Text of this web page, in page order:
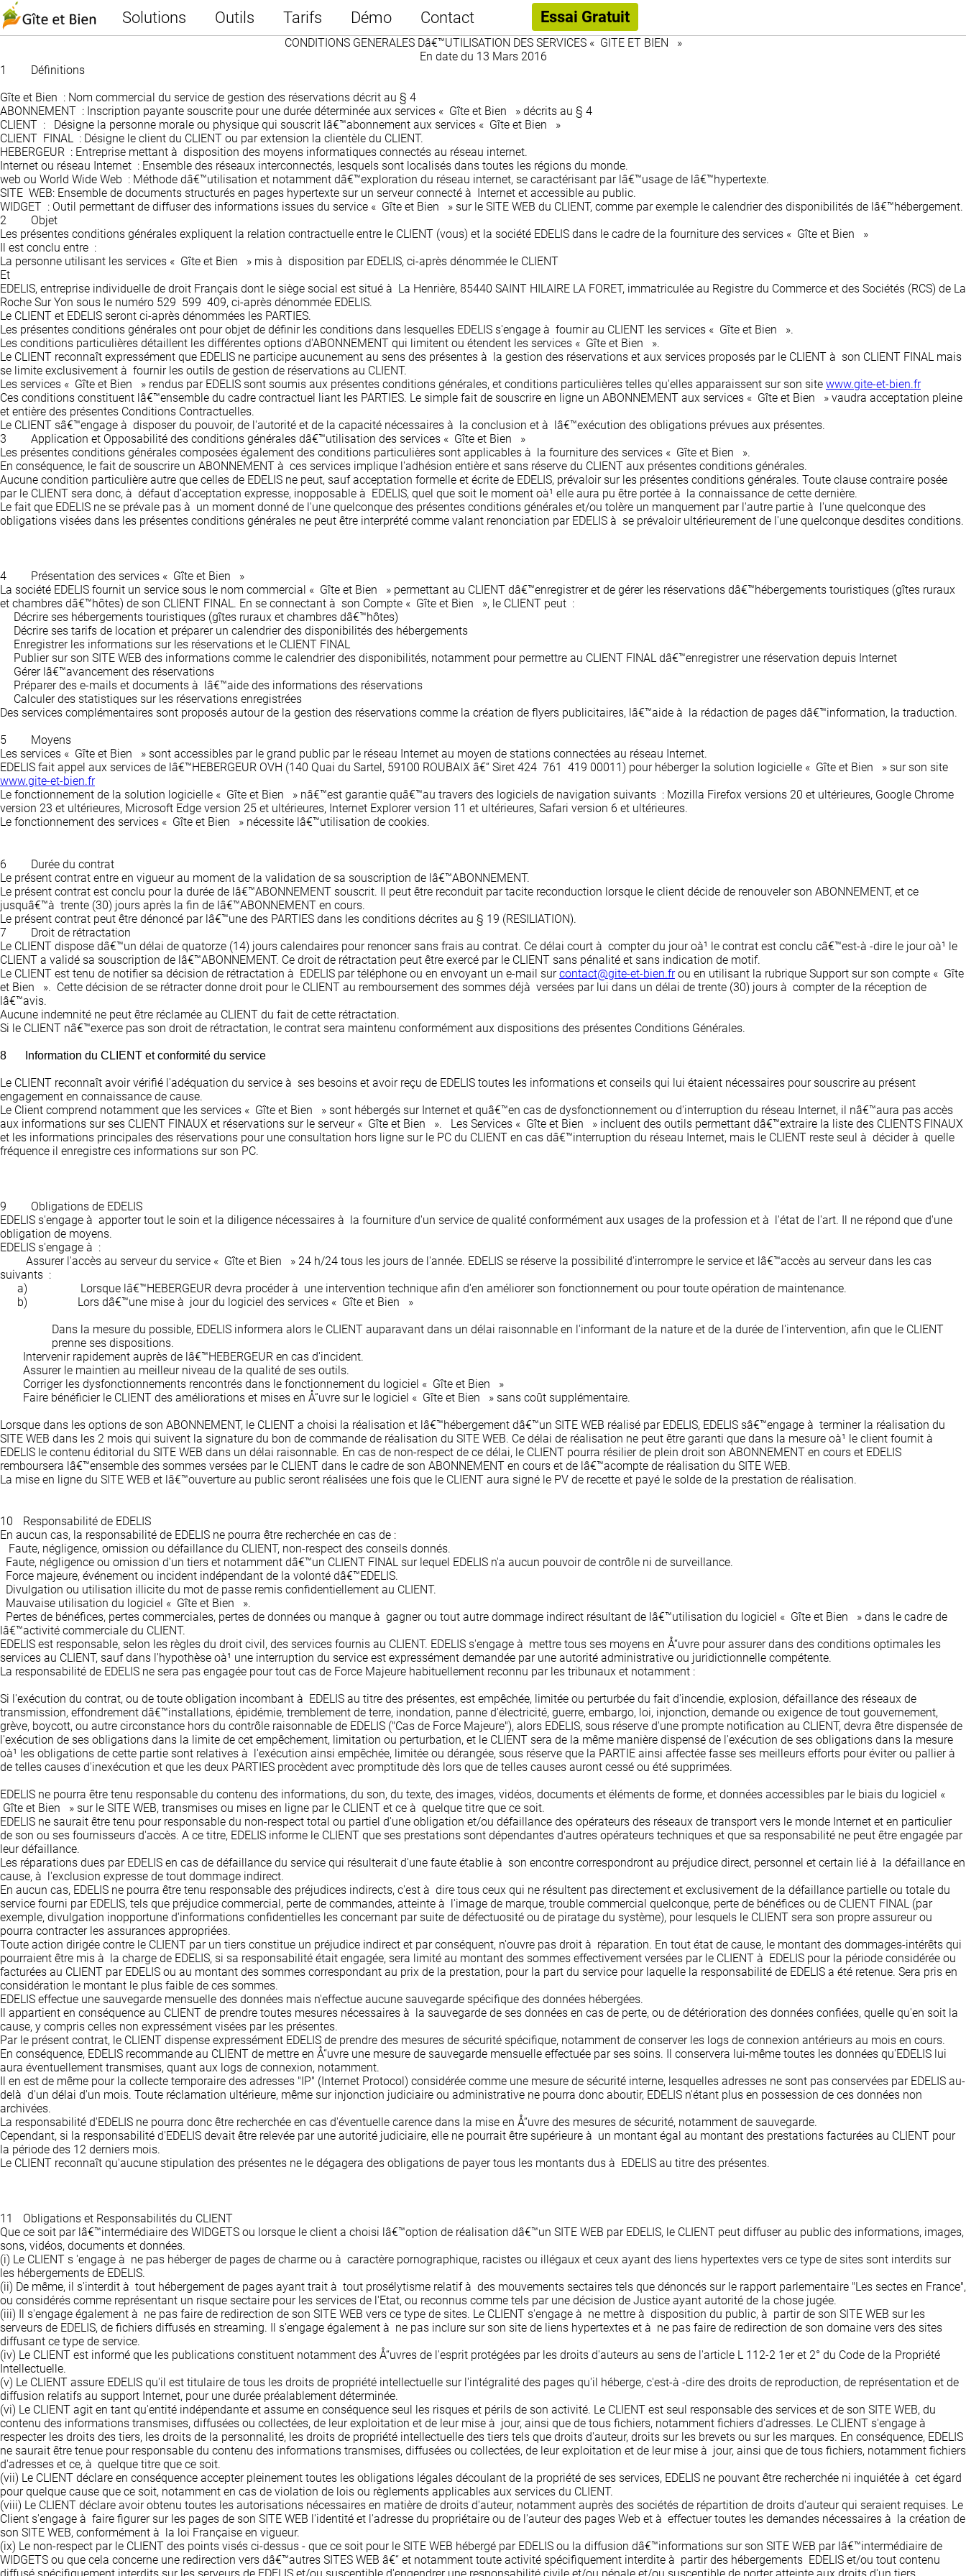
Solutions Outils Tarifs Démo Contact Essai Gratuit
CONDITIONS GENERALES Dâ€™UTILISATION DES SERVICES « GITE ET BIEN »
En date du 13 Mars 2016
1
Définitions
Gîte et Bien : Nom commercial du service de gestion des réservations décrit au § 4
ABONNEMENT : Inscription payante souscrite pour une durée déterminée aux services « Gîte et Bien » décrits au § 4
CLIENT : Désigne la personne morale ou physique qui souscrit lâ€™abonnement aux services « Gîte et Bien »
CLIENT FINAL : Désigne le client du CLIENT ou par extension la clientèle du CLIENT.
HEBERGEUR : Entreprise mettant à disposition des moyens informatiques connectés au réseau internet.
Internet ou réseau Internet : Ensemble des réseaux interconnectés, lesquels sont localisés dans toutes les régions du monde.
web ou World Wide Web : Méthode dâ€™utilisation et notamment dâ€™exploration du réseau internet, se caractérisant par lâ€™usage de lâ€™hypertexte.
SITE WEB: Ensemble de documents structurés en pages hypertexte sur un serveur connecté à Internet et accessible au public.
WIDGET : Outil permettant de diffuser des informations issues du service « Gîte et Bien » sur le SITE WEB du CLIENT, comme par exemple le calendrier des disponibilités de lâ€™hébergement.
2
Objet
Les présentes conditions générales expliquent la relation contractuelle entre le CLIENT (vous) et la société EDELIS dans le cadre de la fourniture des services « Gîte et Bien »
Il est conclu entre :
La personne utilisant les services « Gîte et Bien » mis à disposition par EDELIS, ci-après dénommée le CLIENT
Et
EDELIS, entreprise individuelle de droit Français dont le siège social est situé à La Henrière, 85440 SAINT HILAIRE LA FORET, immatriculée au Registre du Commerce et des Sociétés (RCS) de La
Roche Sur Yon sous le numéro 529 599 409, ci-après dénommée EDELIS.
Le CLIENT et EDELIS seront ci-après dénommées les PARTIES.
Les présentes conditions générales ont pour objet de définir les conditions dans lesquelles EDELIS s'engage à fournir au CLIENT les services « Gîte et Bien ».
Les conditions particulières détaillent les différentes options d'ABONNEMENT qui limitent ou étendent les services « Gîte et Bien ».
Le CLIENT reconnaît expressément que EDELIS ne participe aucunement au sens des présentes à la gestion des réservations et aux services proposés par le CLIENT à son CLIENT FINAL mais
se limite exclusivement à fournir les outils de gestion de réservations au CLIENT.
Les services « Gîte et Bien » rendus par EDELIS sont soumis aux présentes conditions générales, et conditions particulières telles qu'elles apparaissent sur son site www.gite-et-bien.fr
Ces conditions constituent lâ€™ensemble du cadre contractuel liant les PARTIES. Le simple fait de souscrire en ligne un ABONNEMENT aux services « Gîte et Bien » vaudra acceptation pleine
et entière des présentes Conditions Contractuelles.
Le CLIENT sâ€™engage à disposer du pouvoir, de l'autorité et de la capacité nécessaires à la conclusion et à lâ€™exécution des obligations prévues aux présentes.
3
Application et Opposabilité des conditions générales dâ€™utilisation des services « Gîte et Bien »
Les présentes conditions générales composées également des conditions particulières sont applicables à la fourniture des services « Gîte et Bien ».
En conséquence, le fait de souscrire un ABONNEMENT à ces services implique l'adhésion entière et sans réserve du CLIENT aux présentes conditions générales.
Aucune condition particulière autre que celles de EDELIS ne peut, sauf acceptation formelle et écrite de EDELIS, prévaloir sur les présentes conditions générales. Toute clause contraire posée
par le CLIENT sera donc, à défaut d'acceptation expresse, inopposable à EDELIS, quel que soit le moment oà¹ elle aura pu être portée à la connaissance de cette dernière.
Le fait que EDELIS ne se prévale pas à un moment donné de l'une quelconque des présentes conditions générales et/ou tolère un manquement par l'autre partie à l'une quelconque des
obligations visées dans les présentes conditions générales ne peut être interprété comme valant renonciation par EDELIS à se prévaloir ultérieurement de l'une quelconque desdites conditions.
4
Présentation des services « Gîte et Bien »
La société EDELIS fournit un service sous le nom commercial « Gîte et Bien » permettant au CLIENT dâ€™enregistrer et de gérer les réservations dâ€™hébergements touristiques (gîtes ruraux
et chambres dâ€™hôtes) de son CLIENT FINAL. En se connectant à son Compte « Gîte et Bien », le CLIENT peut :
Décrire ses hébergements touristiques (gîtes ruraux et chambres dâ€™hôtes)
Décrire ses tarifs de location et préparer un calendrier des disponibilités des hébergements
Enregistrer les informations sur les réservations et le CLIENT FINAL
Publier sur son SITE WEB des informations comme le calendrier des disponibilités, notamment pour permettre au CLIENT FINAL dâ€™enregistrer une réservation depuis Internet
Gérer lâ€™avancement des réservations
Préparer des e-mails et documents à lâ€™aide des informations des réservations
Calculer des statistiques sur les réservations enregistrées
Des services complémentaires sont proposés autour de la gestion des réservations comme la création de flyers publicitaires, lâ€™aide à la rédaction de pages dâ€™information, la traduction.
5
Moyens
Les services « Gîte et Bien » sont accessibles par le grand public par le réseau Internet au moyen de stations connectées au réseau Internet.
EDELIS fait appel aux services de lâ€™HEBERGEUR OVH (140 Quai du Sartel, 59100 ROUBAIX â€“ Siret 424 761 419 00011) pour héberger la solution logicielle « Gîte et Bien » sur son site
www.gite-et-bien.fr
Le fonctionnement de la solution logicielle « Gîte et Bien » nâ€™est garantie quâ€™au travers des logiciels de navigation suivants : Mozilla Firefox versions 20 et ultérieures, Google Chrome
version 23 et ultérieures, Microsoft Edge version 25 et ultérieures, Internet Explorer version 11 et ultérieures, Safari version 6 et ultérieures.
Le fonctionnement des services « Gîte et Bien » nécessite lâ€™utilisation de cookies.
6
Durée du contrat
Le présent contrat entre en vigueur au moment de la validation de sa souscription de lâ€™ABONNEMENT.
Le présent contrat est conclu pour la durée de lâ€™ABONNEMENT souscrit. Il peut être reconduit par tacite reconduction lorsque le client décide de renouveler son ABONNEMENT, et ce
jusquâ€™à trente (30) jours après la fin de lâ€™ABONNEMENT en cours.
Le présent contrat peut être dénoncé par lâ€™une des PARTIES dans les conditions décrites au § 19 (RESILIATION).
7
Droit de rétractation
Le CLIENT dispose dâ€™un délai de quatorze (14) jours calendaires pour renoncer sans frais au contrat. Ce délai court à compter du jour oà¹ le contrat est conclu câ€™est-à -dire le jour oà¹ le
CLIENT a validé sa souscription de lâ€™ABONNEMENT. Ce droit de rétractation peut être exercé par le CLIENT sans pénalité et sans indication de motif.
Le CLIENT est tenu de notifier sa décision de rétractation à EDELIS par téléphone ou en envoyant un e-mail surcontact@gite-et-bien.frou en utilisant la rubrique Support sur son compte « Gîte
et Bien ». Cette décision de se rétracter donne droit pour le CLIENT au remboursement des sommes déjà versées par lui dans un délai de trente (30) jours à compter de la réception de
lâ€™avis.
Aucune indemnité ne peut être réclamée au CLIENT du fait de cette rétractation.
Si le CLIENT nâ€™exerce pas son droit de rétractation, le contrat sera maintenu conformément aux dispositions des présentes Conditions Générales.
8 Information du CLIENT et conformité du service
Le CLIENT reconnaît avoir vérifié l'adéquation du service à ses besoins et avoir reçu de EDELIS toutes les informations et conseils qui lui étaient nécessaires pour souscrire au présent
engagement en connaissance de cause.
Le Client comprend notamment que les services « Gîte et Bien » sont hébergés sur Internet et quâ€™en cas de dysfonctionnement ou d'interruption du réseau Internet, il nâ€™aura pas accès
aux informations sur ses CLIENT FINAUX et réservations sur le serveur « Gîte et Bien ». Les Services « Gîte et Bien » incluent des outils permettant dâ€™extraire la liste des CLIENTS FINAUX
et les informations principales des réservations pour une consultation hors ligne sur le PC du CLIENT en cas dâ€™interruption du réseau Internet, mais le CLIENT reste seul à décider à quelle
fréquence il enregistre ces informations sur son PC.
9
Obligations de EDELIS
EDELIS s'engage à apporter tout le soin et la diligence nécessaires à la fourniture d'un service de qualité conformément aux usages de la profession et à l'état de l'art. Il ne répond que d'une
obligation de moyens.
EDELIS s'engage à :
Assurer l'accès au serveur du service « Gîte et Bien » 24 h/24 tous les jours de l'année. EDELIS se réserve la possibilité d'interrompre le service et lâ€™accès au serveur dans les cas
suivants :
a)
Lorsque lâ€™HEBERGEUR devra procéder à une intervention technique afin d'en améliorer son fonctionnement ou pour toute opération de maintenance.
b)
Lors dâ€™une mise à jour du logiciel des services « Gîte et Bien »
Dans la mesure du possible, EDELIS informera alors le CLIENT auparavant dans un délai raisonnable en l'informant de la nature et de la durée de l'intervention, afin que le CLIENT
prenne ses dispositions.
Intervenir rapidement auprès de lâ€™HEBERGEUR en cas d'incident.
Assurer le maintien au meilleur niveau de la qualité de ses outils.
Corriger les dysfonctionnements rencontrés dans le fonctionnement du logiciel « Gîte et Bien »
Faire bénéficier le CLIENT des améliorations et mises en Å“uvre sur le logiciel « Gîte et Bien » sans coût supplémentaire.
Lorsque dans les options de son ABONNEMENT, le CLIENT a choisi la réalisation et lâ€™hébergement dâ€™un SITE WEB réalisé par EDELIS, EDELIS sâ€™engage à terminer la réalisation du
SITE WEB dans les 2 mois qui suivent la signature du bon de commande de réalisation du SITE WEB. Ce délai de réalisation ne peut être garanti que dans la mesure oà¹ le client fournit à
EDELIS le contenu éditorial du SITE WEB dans un délai raisonnable. En cas de non-respect de ce délai, le CLIENT pourra résilier de plein droit son ABONNEMENT en cours et EDELIS
remboursera lâ€™ensemble des sommes versées par le CLIENT dans le cadre de son ABONNEMENT en cours et de lâ€™acompte de réalisation du SITE WEB.
La mise en ligne du SITE WEB et lâ€™ouverture au public seront réalisées une fois que le CLIENT aura signé le PV de recette et payé le solde de la prestation de réalisation.
10
Responsabilité de EDELIS
En aucun cas, la responsabilité de EDELIS ne pourra être recherchée en cas de :
Faute, négligence, omission ou défaillance du CLIENT, non-respect des conseils donnés.
Faute, négligence ou omission d'un tiers et notamment dâ€™un CLIENT FINAL sur lequel EDELIS n'a aucun pouvoir de contrôle ni de surveillance.
Force majeure, événement ou incident indépendant de la volonté dâ€™EDELIS.
Divulgation ou utilisation illicite du mot de passe remis confidentiellement au CLIENT.
Mauvaise utilisation du logiciel « Gîte et Bien ».
Pertes de bénéfices, pertes commerciales, pertes de données ou manque à gagner ou tout autre dommage indirect résultant de lâ€™utilisation du logiciel « Gîte et Bien » dans le cadre de
lâ€™activité commerciale du CLIENT.
EDELIS est responsable, selon les règles du droit civil, des services fournis au CLIENT. EDELIS s'engage à mettre tous ses moyens en Å“uvre pour assurer dans des conditions optimales les
services au CLIENT, sauf dans l'hypothèse oà¹ une interruption du service est expressément demandée par une autorité administrative ou juridictionnelle compétente.
La responsabilité de EDELIS ne sera pas engagée pour tout cas de Force Majeure habituellement reconnu par les tribunaux et notamment :
Si l'exécution du contrat, ou de toute obligation incombant à EDELIS au titre des présentes, est empêchée, limitée ou perturbée du fait d'incendie, explosion, défaillance des réseaux de
transmission, effondrement dâ€™installations, épidémie, tremblement de terre, inondation, panne d'électricité, guerre, embargo, loi, injonction, demande ou exigence de tout gouvernement,
grève, boycott, ou autre circonstance hors du contrôle raisonnable de EDELIS ("Cas de Force Majeure"), alors EDELIS, sous réserve d'une prompte notification au CLIENT, devra être dispensée de
l'exécution de ses obligations dans la limite de cet empêchement, limitation ou perturbation, et le CLIENT sera de la même manière dispensé de l'exécution de ses obligations dans la mesure
oà¹ les obligations de cette partie sont relatives à l'exécution ainsi empêchée, limitée ou dérangée, sous réserve que la PARTIE ainsi affectée fasse ses meilleurs efforts pour éviter ou pallier à
de telles causes d'inexécution et que les deux PARTIES procèdent avec promptitude dès lors que de telles causes auront cessé ou été supprimées.
EDELIS ne pourra être tenu responsable du contenu des informations, du son, du texte, des images, vidéos, documents et éléments de forme, et données accessibles par le biais du logiciel «
Gîte et Bien » sur le SITE WEB, transmises ou mises en ligne par le CLIENT et ce à quelque titre que ce soit.
EDELIS ne saurait être tenu pour responsable du non-respect total ou partiel d'une obligation et/ou défaillance des opérateurs des réseaux de transport vers le monde Internet et en particulier
de son ou ses fournisseurs d'accès. A ce titre, EDELIS informe le CLIENT que ses prestations sont dépendantes d'autres opérateurs techniques et que sa responsabilité ne peut être engagée par
leur défaillance.
Les réparations dues par EDELIS en cas de défaillance du service qui résulterait d'une faute établie à son encontre correspondront au préjudice direct, personnel et certain lié à la défaillance en
cause, à l'exclusion expresse de tout dommage indirect.
En aucun cas, EDELIS ne pourra être tenu responsable des préjudices indirects, c'est à dire tous ceux qui ne résultent pas directement et exclusivement de la défaillance partielle ou totale du
service fourni par EDELIS, tels que préjudice commercial, perte de commandes, atteinte à l'image de marque, trouble commercial quelconque, perte de bénéfices ou de CLIENT FINAL (par
exemple, divulgation inopportune d'informations confidentielles les concernant par suite de défectuosité ou de piratage du système), pour lesquels le CLIENT sera son propre assureur ou
pourra contracter les assurances appropriées.
Toute action dirigée contre le CLIENT par un tiers constitue un préjudice indirect et par conséquent, n'ouvre pas droit à réparation. En tout état de cause, le montant des dommages-intérêts qui
pourraient être mis à la charge de EDELIS, si sa responsabilité était engagée, sera limité au montant des sommes effectivement versées par le CLIENT à EDELIS pour la période considérée ou
facturées au CLIENT par EDELIS ou au montant des sommes correspondant au prix de la prestation, pour la part du service pour laquelle la responsabilité de EDELIS a été retenue. Sera pris en
considération le montant le plus faible de ces sommes.
EDELIS effectue une sauvegarde mensuelle des données mais n'effectue aucune sauvegarde spécifique des données hébergées.
Il appartient en conséquence au CLIENT de prendre toutes mesures nécessaires à la sauvegarde de ses données en cas de perte, ou de détérioration des données confiées, quelle qu'en soit la
cause, y compris celles non expressément visées par les présentes.
Par le présent contrat, le CLIENT dispense expressément EDELIS de prendre des mesures de sécurité spécifique, notamment de conserver les logs de connexion antérieurs au mois en cours.
En conséquence, EDELIS recommande au CLIENT de mettre en Å“uvre une mesure de sauvegarde mensuelle effectuée par ses soins. Il conservera lui-même toutes les données qu'EDELIS lui
aura éventuellement transmises, quant aux logs de connexion, notamment.
Il en est de même pour la collecte temporaire des adresses "IP" (Internet Protocol) considérée comme une mesure de sécurité interne, lesquelles adresses ne sont pas conservées par EDELIS au-
delà d'un délai d'un mois. Toute réclamation ultérieure, même sur injonction judiciaire ou administrative ne pourra donc aboutir, EDELIS n'étant plus en possession de ces données non
archivées.
La responsabilité d'EDELIS ne pourra donc être recherchée en cas d'éventuelle carence dans la mise en Å“uvre des mesures de sécurité, notamment de sauvegarde.
Cependant, si la responsabilité d'EDELIS devait être relevée par une autorité judiciaire, elle ne pourrait être supérieure à un montant égal au montant des prestations facturées au CLIENT pour
la période des 12 derniers mois.
Le CLIENT reconnaît qu'aucune stipulation des présentes ne le dégagera des obligations de payer tous les montants dus à EDELIS au titre des présentes.
11
Obligations et Responsabilités du CLIENT
Que ce soit par lâ€™intermédiaire des WIDGETS ou lorsque le client a choisi lâ€™option de réalisation dâ€™un SITE WEB par EDELIS, le CLIENT peut diffuser au public des informations, images,
sons, vidéos, documents et données.
(i) Le CLIENT s 'engage à ne pas héberger de pages de charme ou à caractère pornographique, racistes ou illégaux et ceux ayant des liens hypertextes vers ce type de sites sont interdits sur
les hébergements de EDELIS.
(ii) De même, il s'interdit à tout hébergement de pages ayant trait à tout prosélytisme relatif à des mouvements sectaires tels que dénoncés sur le rapport parlementaire "Les sectes en France",
ou considérés comme représentant un risque sectaire pour les services de l'Etat, ou reconnus comme tels par une décision de Justice ayant autorité de la chose jugée.
(iii) Il s'engage également à ne pas faire de redirection de son SITE WEB vers ce type de sites. Le CLIENT s'engage à ne mettre à disposition du public, à partir de son SITE WEB sur les
serveurs de EDELIS, de fichiers diffusés en streaming. Il s'engage également à ne pas inclure sur son site de liens hypertextes et à ne pas faire de redirection de son domaine vers des sites
diffusant ce type de service.
(iv) Le CLIENT est informé que les publications constituent notamment des Å“uvres de l'esprit protégées par les droits d'auteurs au sens de l'article L 112-2 1er et 2° du Code de la Propriété
Intellectuelle.
(v) Le CLIENT assure EDELIS qu'il est titulaire de tous les droits de propriété intellectuelle sur l'intégralité des pages qu'il héberge, c'est-à -dire des droits de reproduction, de représentation et de
diffusion relatifs au support Internet, pour une durée préalablement déterminée.
(vi) Le CLIENT agit en tant qu'entité indépendante et assume en conséquence seul les risques et périls de son activité. Le CLIENT est seul responsable des services et de son SITE WEB, du
contenu des informations transmises, diffusées ou collectées, de leur exploitation et de leur mise à jour, ainsi que de tous fichiers, notamment fichiers d'adresses. Le CLIENT s'engage à
respecter les droits des tiers, les droits de la personnalité, les droits de propriété intellectuelle des tiers tels que droits d'auteur, droits sur les brevets ou sur les marques. En conséquence, EDELIS
ne saurait être tenue pour responsable du contenu des informations transmises, diffusées ou collectées, de leur exploitation et de leur mise à jour, ainsi que de tous fichiers, notamment fichiers
d'adresses et ce, à quelque titre que ce soit.
(vii) Le CLIENT déclare en conséquence accepter pleinement toutes les obligations légales découlant de la propriété de ses services, EDELIS ne pouvant être recherchée ni inquiétée à cet égard
pour quelque cause que ce soit, notamment en cas de violation de lois ou règlements applicables aux services du CLIENT.
(viii) Le CLIENT déclare avoir obtenu toutes les autorisations nécessaires en matière de droits d'auteur, notamment auprès des sociétés de répartition de droits d'auteur qui seraient requises. Le
Client s'engage à faire figurer sur les pages de son SITE WEB l'identité et l'adresse du propriétaire ou de l'auteur des pages Web et à effectuer toutes les demandes nécessaires à la création de
son SITE WEB, conformément à la loi Française en vigueur.
(ix) Le non-respect par le CLIENT des points visés ci-dessus - que ce soit pour le SITE WEB hébergé par EDELIS ou la diffusion dâ€™informations sur son SITE WEB par lâ€™intermédiaire de
WIDGETS ou que cela concerne une redirection vers dâ€™autres SITES WEB â€“ et notamment toute activité spécifiquement interdite à partir des hébergements EDELIS et/ou tout contenu